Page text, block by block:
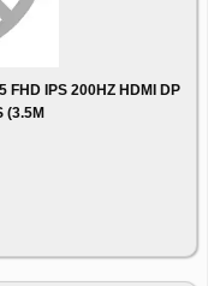
FHD IPS 200HZ HDMI DP
(3.5M